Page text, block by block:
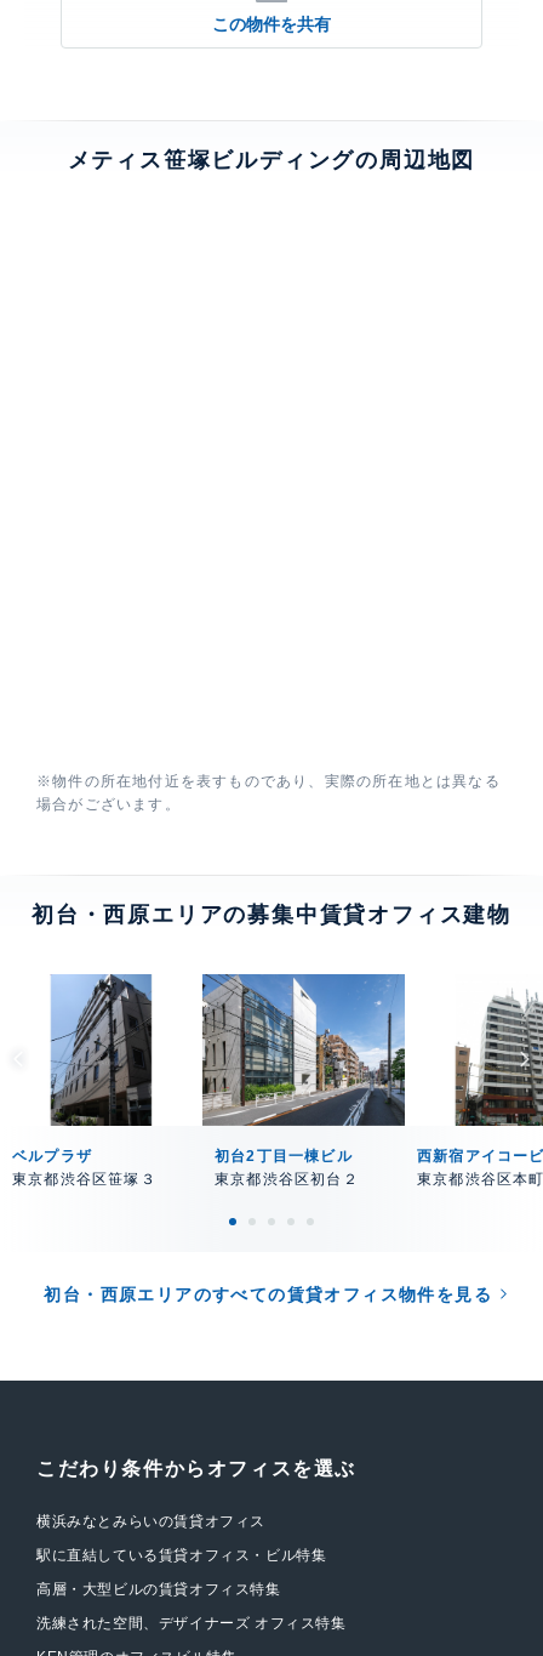
この物件を共有
メティス笹塚ビルディングの周辺地図
※物件の所在地付近を表すものであり、実際の所在地とは異なる
場合がございます。
初台・西原エリアの募集中賃貸オフィス建物
ベルプラザ
東京都渋谷区笹塚３
初台2丁目一棟ビル
東京都渋谷区初台２
西新宿アイコー
東京都渋谷区本
初台・西原エリアのすべての賃貸オフィス物件を見る
こだわり条件からオフィスを選ぶ
横浜みなとみらいの賃貸オフィス
駅に直結している賃貸オフィス・ビル特集
高層・大型ビルの賃貸オフィス特集
洗練された空間、デザイナーズ オフィス特集